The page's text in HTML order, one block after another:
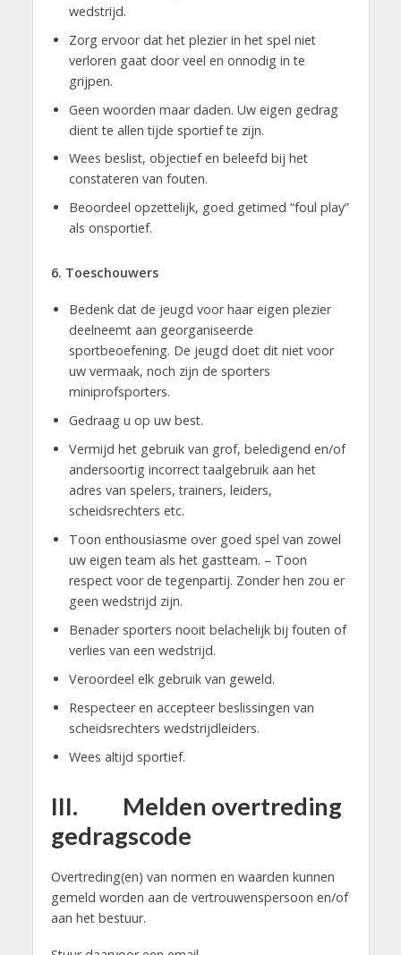
wedstrijd.
Zorg ervoor dat het plezier in het spel niet
verloren gaat door veel en onnodig in te
grijpen.
Geen woorden maar daden. Uw eigen gedrag
dient te allen tijde sportief te zijn.
Wees beslist, objectief en beleefd bij het
constateren van fouten.
Beoordeel opzettelijk, goed getimed “foul play”
als onsportief.
6. Toeschouwers
Bedenk dat de jeugd voor haar eigen plezier
deelneemt aan georganiseerde
sportbeoefening. De jeugd doet dit niet voor
uw vermaak, noch zijn de sporters
miniprofsporters.
Gedraag u op uw best.
Vermijd het gebruik van grof, beledigend en/of
andersoortig incorrect taalgebruik aan het
adres van spelers, trainers, leiders,
scheidsrechters etc.
Toon enthousiasme over goed spel van zowel
uw eigen team als het gastteam. – Toon
respect voor de tegenpartij. Zonder hen zou er
geen wedstrijd zijn.
Benader sporters nooit belachelijk bij fouten of
verlies van een wedstrijd.
Veroordeel elk gebruik van geweld.
Respecteer en accepteer beslissingen van
scheidsrechters wedstrijdleiders.
Wees altijd sportief.
III. Melden overtreding
gedragscode
Overtreding(en) van normen en waarden kunnen
gemeld worden aan de vertrouwenspersoon en/of
aan het bestuur.